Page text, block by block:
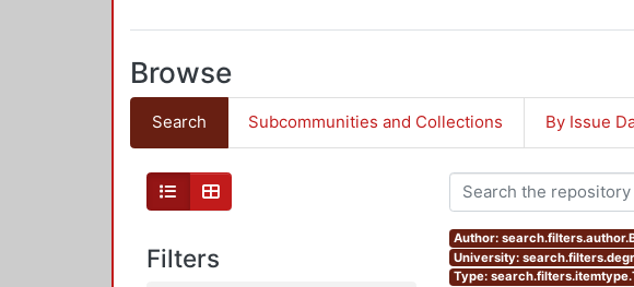
Browse
Search Subcommunities and Collections By Issue
Filters
Author:
University:
Type: